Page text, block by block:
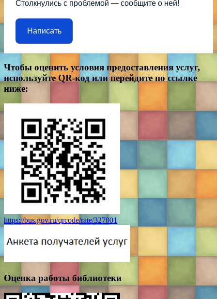
Столкнулись с проблемой — сообщите о ней!
Написать
Чтобы оценить условия предоставления услуг,
используйте QR-код или перейдите по ссылке
ниже:
https://bus.gov.ru/qrcode/rate/327001
Оценка работы библиотеки